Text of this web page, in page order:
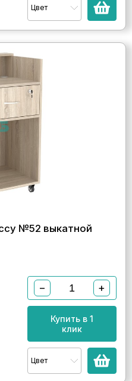
Цвет
№52 выкатной
− +
Купить в 1
клик
Цвет